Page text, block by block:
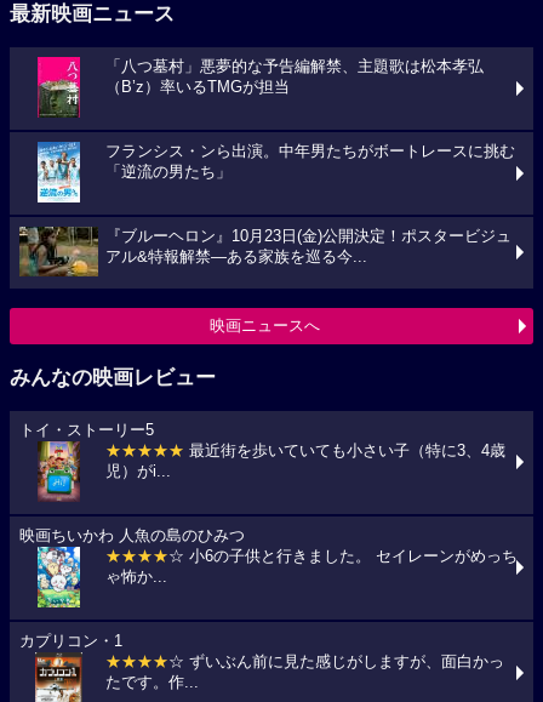
最新映画ニュース
「八つ墓村」悪夢的な予告編解禁、主題歌は松本孝弘
（B’z）率いるTMGが担当
フランシス・ンら出演。中年男たちがボートレースに挑む
「逆流の男たち」
『ブルーヘロン』10月23日(金)公開決定！ポスタービジュ
アル&特報解禁―ある家族を巡る今...
映画ニュースへ
みんなの映画レビュー
トイ・ストーリー5
★★★★★ 最近街を歩いていても小さい子（特に3、4歳
児）がi...
映画ちいかわ 人魚の島のひみつ
★★★★☆ 小6の子供と行きました。 セイレーンがめっち
ゃ怖か...
カプリコン・1
★★★★☆ ずいぶん前に見た感じがしますが、面白かっ
たです。作...